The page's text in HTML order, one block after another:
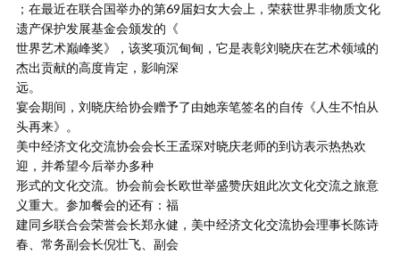
；在最近在联合国举办的第69届妇女大会上，荣获世界非物质文化
遗产保护发展基金会颁发的《
世界艺术巅峰奖》，该奖项沉甸甸，它是表彰刘晓庆在艺术领域的
杰出贡献的高度肯定，影响深
远。
宴会期间，刘晓庆给协会赠予了由她亲笔签名的自传《人生不怕从
头再来》。
美中经济文化交流协会会长王孟琛对晓庆老师的到访表示热热欢
迎，并希望今后举办多种
形式的文化交流。协会前会长欧世举盛赞庆姐此次文化交流之旅意
义重大。参加餐会的还有：福
建同乡联合会荣誉会长郑永健，美中经济文化交流协会理事长陈诗
春、常务副会长倪壮飞、副会